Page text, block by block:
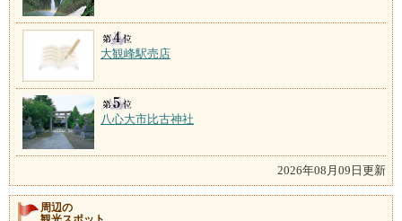
大観峰駅売店
八心大市比古神社
2026年08月09日更新
周辺の